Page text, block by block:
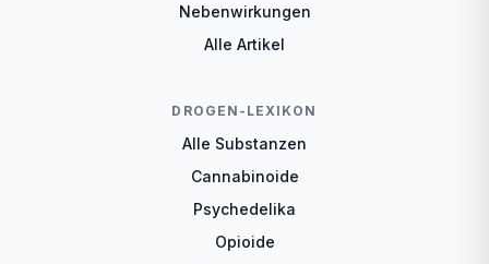
Nebenwirkungen
Alle Artikel
DROGEN-LEXIKON
Alle Substanzen
Cannabinoide
Psychedelika
Opioide